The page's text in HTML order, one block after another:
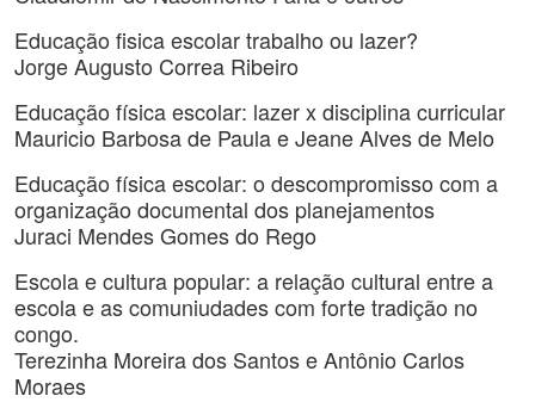
Educação fisica escolar trabalho ou lazer?
Jorge Augusto Correa Ribeiro
Educação física escolar: lazer x disciplina curricular
Mauricio Barbosa de Paula e Jeane Alves de Melo
Educação física escolar: o descompromisso com a
organização documental dos planejamentos
Juraci Mendes Gomes do Rego
Escola e cultura popular: a relação cultural entre a
escola e as comuniudades com forte tradição no
congo.
Terezinha Moreira dos Santos e Antônio Carlos
Moraes